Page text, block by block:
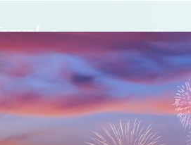
Csoportos utazások
INSPIRÁCIÓK